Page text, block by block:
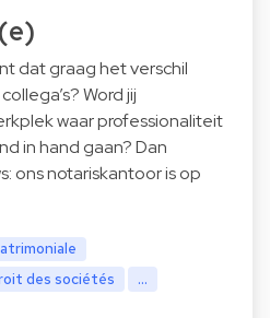
dat graag het verschil
Word jij
waar professionaliteit
in hand gaan? Dan
ons notariskantoor is op
des sociétés ...